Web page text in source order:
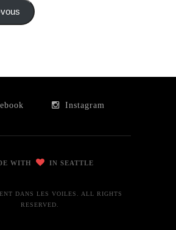
Instagram
WITH IN SEATTLE
DANS LES VOILES. ALL RIGHTS
RESERVED.